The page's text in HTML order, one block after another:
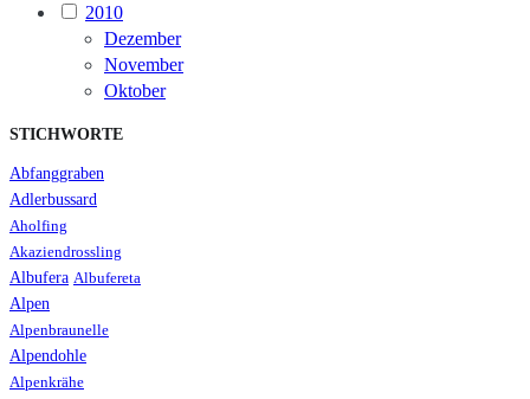
2010
Dezember
November
Oktober
STICHWORTE
Abfanggraben
Adlerbussard
Aholfing
Akaziendrossling
Albufera Albufereta
Alpen
Alpenbraunelle
Alpendohle
Alpenkrähe